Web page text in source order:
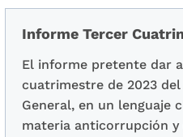
Informe Tercer
El informe pretente dar
cuatrimestre de 2023
General, en un lenguaje
materia anticorrupción